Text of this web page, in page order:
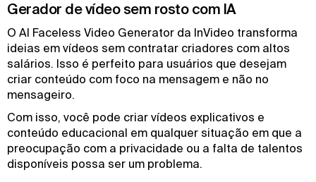
Gerador de vídeo sem rosto com IA
O AI Faceless Video Generator da InVideo transforma
ideias em vídeos sem contratar criadores com altos
salários. Isso é perfeito para usuários que desejam
criar conteúdo com foco na mensagem e não no
mensageiro.
Com isso, você pode criar vídeos explicativos e
conteúdo educacional em qualquer situação em que a
preocupação com a privacidade ou a falta de talentos
disponíveis possa ser um problema.